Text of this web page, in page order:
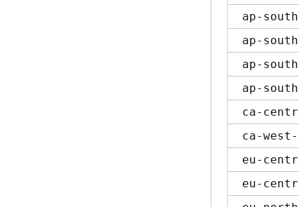
ap-
ap-
ap-
ap-
ca-
ca-west-
eu-
eu-